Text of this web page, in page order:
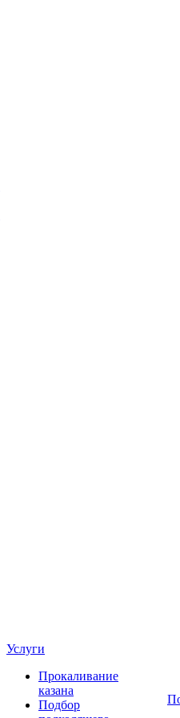
Услуги
Прокаливание
казана
Подбор